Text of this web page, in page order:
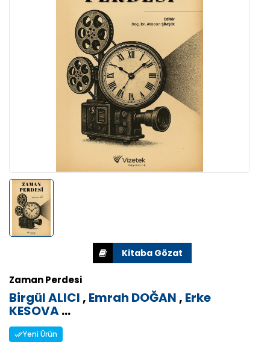
Zaman Perdesi
Birgül ALICI , Emrah DOĞAN , Erke
KESOVA...
Yeni Ürün